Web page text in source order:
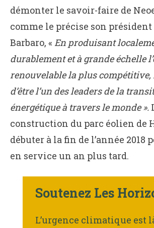
démonter le savoir-faire de
comme le précise son
Barbaro, « En produisant
durablement et à grande échelle
renouvelable la plus compétitive,
d’être l’un des leaders de la
énergétique à travers le monde ».
construction du parc éolien de
débuter à la fin de l’année 2018
en service un an plus tard.
Soutenez Les
L’urgence climatique est